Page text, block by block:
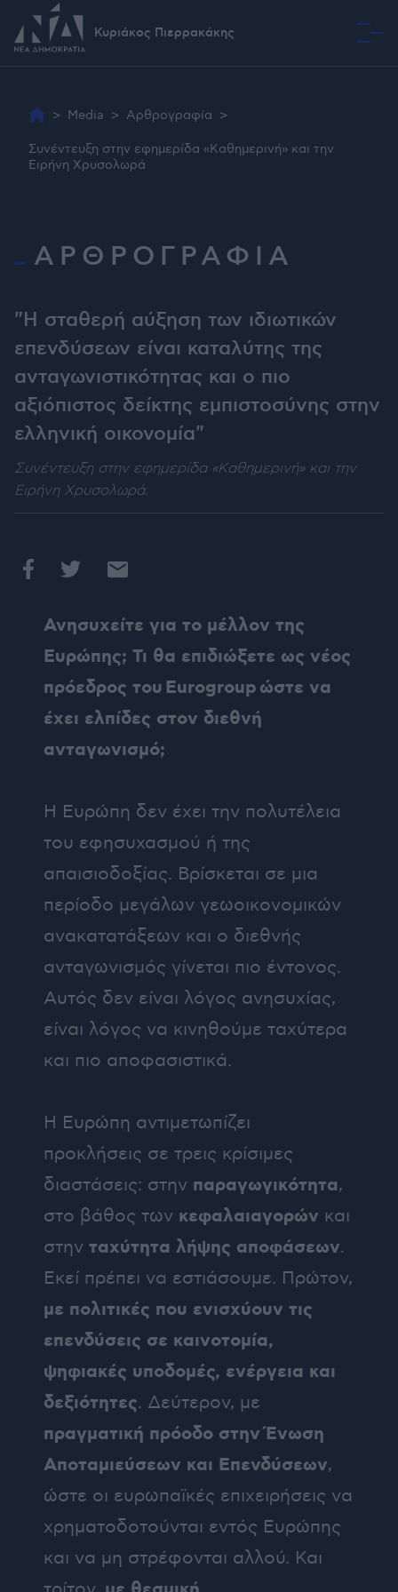
Κυριάκος Πιερρακάκης Όραμα
> Media > Αρθρογραφία >
Συνέντευξη στην εφημερίδα «Καθημερινή» και την
Ειρήνη Χρυσολωρά
ΑΡΘΡΟΓΡΑΦΙΑ
"Η σταθερή αύξηση των ιδιωτικών
επενδύσεων είναι καταλύτης της
ανταγωνιστικότητας και ο πιο
αξιόπιστος δείκτης εμπιστοσύνης στην
ελληνική οικονομία"
Συνέντευξη στην εφημερίδα «Καθημερινή» και την
Ειρήνη Χρυσολωρά.
Ανησυχείτε για το μέλλον της
Ευρώπης; Τι θα επιδιώξετε ως νέος
πρόεδρος τουEurogroupώστε να
έχει ελπίδες στον διεθνή
ανταγωνισμό;
Η Ευρώπη δεν έχει την πολυτέλεια
του εφησυχασμού ή της
απαισιοδοξίας. Βρίσκεται σε μια
περίοδο μεγάλων γεωοικονομικών
ανακατατάξεων και ο διεθνής
ανταγωνισμός γίνεται πιο έντονος.
Αυτός δεν είναι λόγος ανησυχίας,
είναι λόγος να κινηθούμε ταχύτερα
και πιο αποφασιστικά.
Η Ευρώπη αντιμετωπίζει
προκλήσεις σε τρεις κρίσιμες
διαστάσεις: στην παραγωγικότητα,
στο βάθος των κεφαλαιαγορών και
στηνταχύτητα λήψης αποφάσεων.
Εκεί πρέπει να εστιάσουμε. Πρώτον,
με πολιτικές που ενισχύουν τις
επενδύσεις σε καινοτομία,
ψηφιακές υποδομές, ενέργεια και
δεξιότητες. Δεύτερον, με
πραγματική πρόοδο στην Ένωση
Αποταμιεύσεων και Επενδύσεων,
ώστε οι ευρωπαϊκές επιχειρήσεις να
χρηματοδοτούνται εντός Ευρώπης
και να μη στρέφονται αλλού. Και